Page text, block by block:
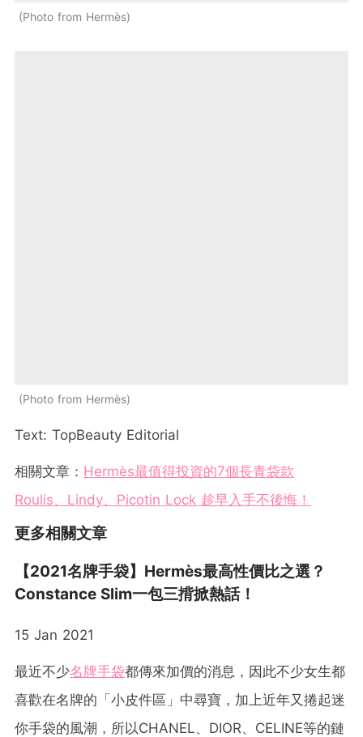
Photo from Hermès
Photo from Hermès
Text: TopBeauty Editorial
相關文章： Hermès最值得投資的7個長青袋款
Roulis、Lindy、Picotin Lock 趁早入手不後悔！
更多相關文章
【2021名牌手袋】Hermès最高性價比之選？
Constance Slim一包三揹掀熱話！
15 Jan 2021
最近不少名牌手袋都傳來加價的消息，因此不少女生都
喜歡在名牌的「小皮件區」中尋寶，加上近年又捲起迷
你手袋的風潮，所以CHANEL、DIOR、CELINE等的鏈